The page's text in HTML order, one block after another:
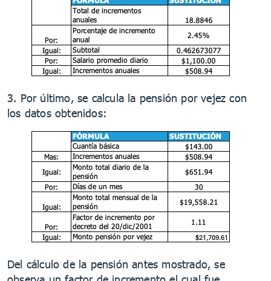
3. Por último, se calcula la pensión por vejez con
los datos obtenidos:
Del cálculo de la pensión antes mostrado, se